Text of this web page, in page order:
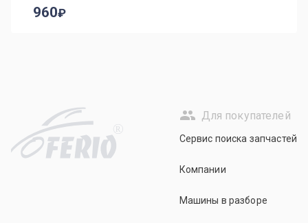
960
R
Для покупателей
Сервис поиска запчастей
Компании
Машины в разборе